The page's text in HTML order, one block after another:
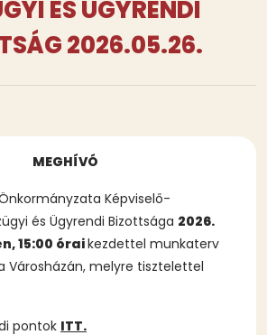
ÉS ÜGYRENDI
2026.05.26.
MEGHÍVÓ
Képviselő-
és Ügyrendi Bizottsága 2026.
15:00 óraikezdettel munkaterv
Városházán, melyre tisztelettel
pontok ITT.